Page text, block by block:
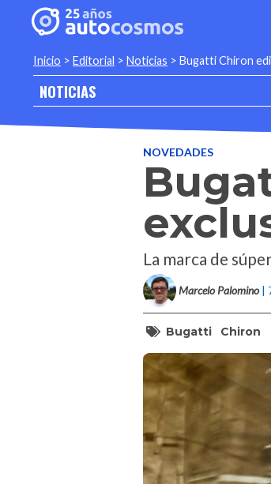
Inicio > Editorial > Noticias > Bugatti Chiron
NOTICIAS
NOVEDADES
La marca de
Marcelo Palomino |
Bugatti Chiron